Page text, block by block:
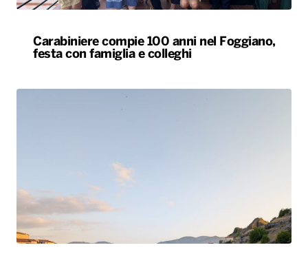
Carabiniere compie 100 anni nel Foggiano,
festa con famiglia e colleghi